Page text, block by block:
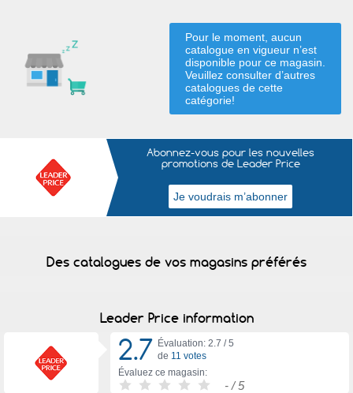
Pour le moment, aucun
catalogue en vigueur n’est
disponible pour ce magasin.
Veuillez consulter d’autres
catalogues de cette
catégorie!
Abonnez-vous pour les nouvelles
promotions de Leader Price
Des catalogues de vos magasins préférés
Leader Price information
2.7 Évaluation: 2.7 /5
de 11 votes
Évaluez ce magasin:
- / 5